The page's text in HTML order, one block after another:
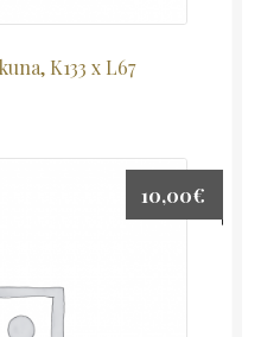
K133 x L67
10,00€